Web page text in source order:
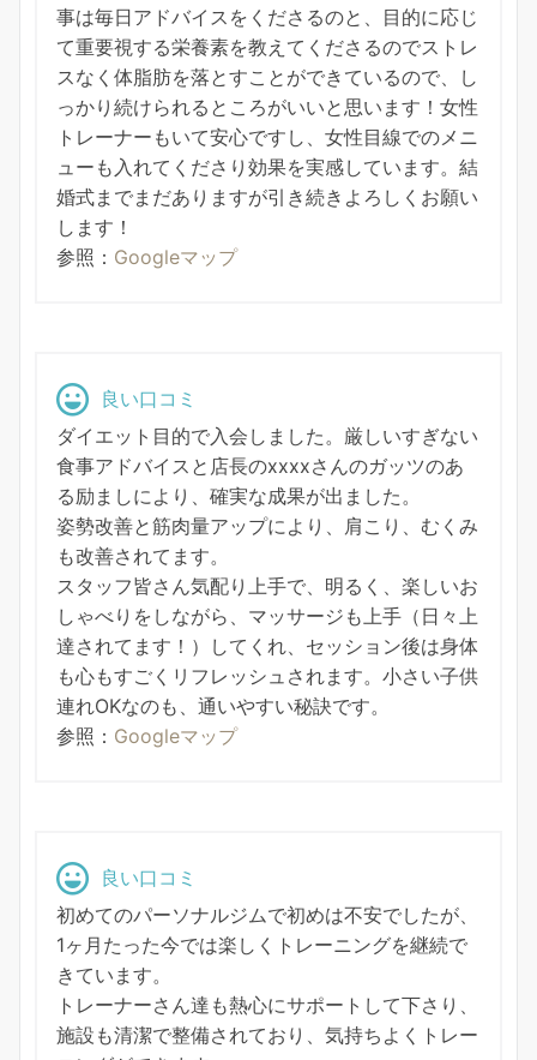
事は毎日アドバイスをくださるのと、目的に応じ
て重要視する栄養素を教えてくださるのでストレ
スなく体脂肪を落とすことができているので、し
っかり続けられるところがいいと思います！女性
トレーナーもいて安心ですし、女性目線でのメニ
ューも入れてくださり効果を実感しています。結
婚式までまだありますが引き続きよろしくお願い
します！
参照： Googleマップ
良い口コミ
ダイエット目的で入会しました。厳しいすぎない
食事アドバイスと店長のxxxxさんのガッツのあ
る励ましにより、確実な成果が出ました。
姿勢改善と筋肉量アップにより、肩こり、むくみ
も改善されてます。
スタッフ皆さん気配り上手で、明るく、楽しいお
しゃべりをしながら、マッサージも上手（日々上
達されてます！）してくれ、セッション後は身体
も心もすごくリフレッシュされます。小さい子供
連れOKなのも、通いやすい秘訣です。
参照： Googleマップ
良い口コミ
初めてのパーソナルジムで初めは不安でしたが、
1ヶ月たった今では楽しくトレーニングを継続で
きています。
トレーナーさん達も熱心にサポートして下さり、
施設も清潔で整備されており、気持ちよくトレー